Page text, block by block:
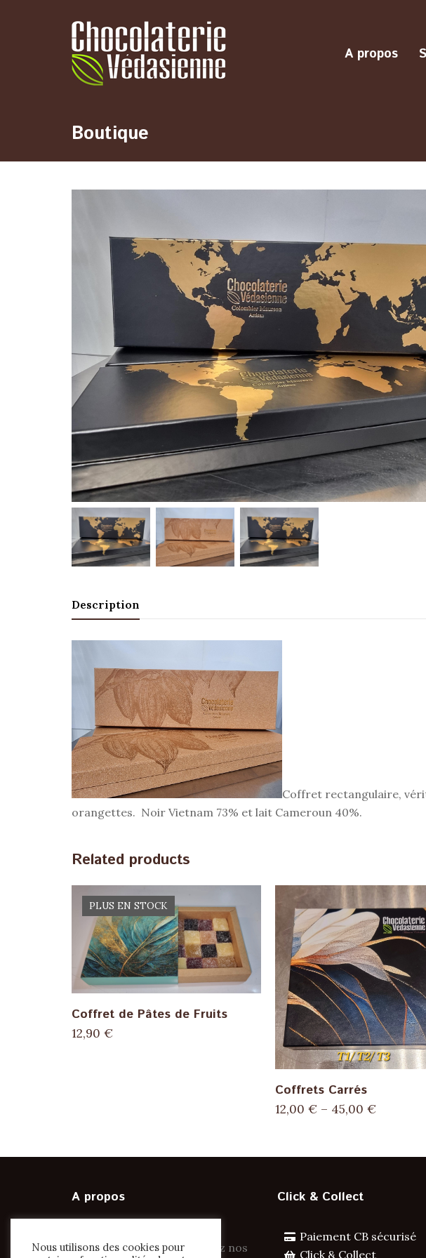
A propos
Boutique
Description
Coffret rectangulaire,
orangettes. Noir Vietnam 73% et lait Cameroun 40%.
Related products
PLUS EN STOCK
SELECT OPTIONS
Coffret de Pâtes de Fruits
12,90 €
SELECT OPTIONS
Coffrets Carrés
12,00 € – 45,00 €
A propos
marchés et salon! Retrouvez nos
Click & Collect
Paiement CB sécurisé
Click & Collect
Nous utilisons des cookies pour